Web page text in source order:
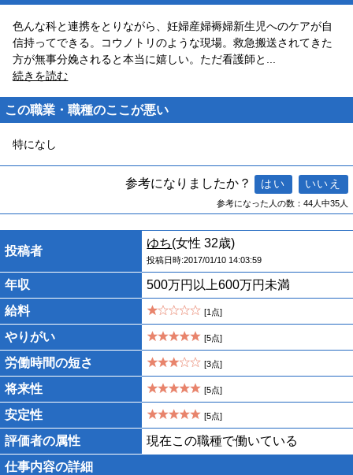
色んな科と連携をとりながら、妊婦産婦褥婦新生児へのケアが自
信持ってできる。コウノトリのような現場。救急搬送されてきた
方が無事分娩されると本当に嬉しい。ただ看護師と
続きを読む
この職業・職種のここが悪い
特になし
参考になりましたか？
参考になった人の数：44人中35人
投稿者
ゆち(女性 32歳)
投稿日時:2017/01/10 14:03:59
年収
500万円以上600万円未満
給料
[1点]
やりがい [5点]
労働時間の短さ [3点]
将来性 [5点]
安定性 [5点]
評価者の属性
現在この職種で働いている
仕事内容の詳細